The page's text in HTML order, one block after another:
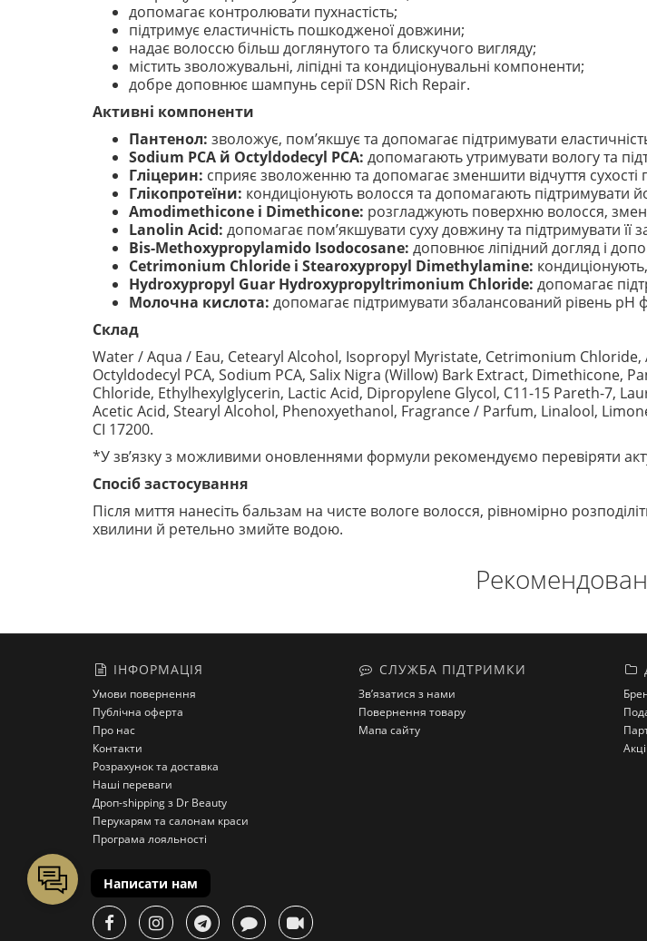
допомагає контролювати пухнастість;
підтримує еластичність пошкодженої довжини;
надає волоссю більш доглянутого та блискучого вигляду;
містить зволожувальні, ліпідні та кондиціонувальні компоненти;
добре доповнює шампунь серії DSN Rich Repair.
Активні компоненти
Пантенол: зволожує, пом’якшує та допомагає підтримувати
Sodium PCA й Octyldodecyl PCA: допомагають утримувати вологу та
Гліцерин: сприяє зволоженню та допомагає зменшити відчуття сухості
Глікопротеїни: кондиціонують волосся та допомагають підтримувати
Amodimethicone і Dimethicone: розгладжують поверхню волосся,
Lanolin Acid: допомагає пом’якшувати суху довжину та підтримувати її
Bis-Methoxypropylamido Isodocosane: доповнює ліпідний догляд і
Cetrimonium Chloride і Stearoxypropyl Dimethylamine:
Hydroxypropyl Guar Hydroxypropyltrimonium Chloride: допомагає
Молочна кислота: допомагає підтримувати збалансований рівень pH
Склад
Water / Aqua / Eau, Cetearyl Alcohol, Isopropyl Myristate, Cetrimonium
Octyldodecyl PCA, Sodium PCA, Salix Nigra (Willow) Bark Extract,
Chloride, Ethylhexylglycerin, Lactic Acid, Dipropylene Glycol, C11-15 Pareth-7,
Acetic Acid, Stearyl Alcohol, Phenoxyethanol, Fragrance / Parfum, Linalool,
CI 17200.
*У зв’язку з можливими оновленнями формули рекомендуємо перевіряти
Спосіб застосування
Після миття нанесіть бальзам на чисте вологе волосся, рівномірно
хвилини й ретельно змийте водою.
ІНФОРМАЦІЯ
Умови повернення
Публічна оферта
Про нас
Контакти
Розрахунок та доставка
Наші переваги
Дроп-shipping з Dr Beauty
Перукарям та салонам краси
Програма лояльності
СЛУЖБА ПІДТРИМКИ
Зв’язатися з нами
Повернення товару
Мапа сайту